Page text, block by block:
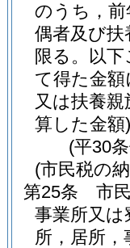
のうち，
偶者及び扶
限る。以
て得た金
又は扶養
算した金額)
(平30
(市民税の
第25条
市
事業所又
所，居所